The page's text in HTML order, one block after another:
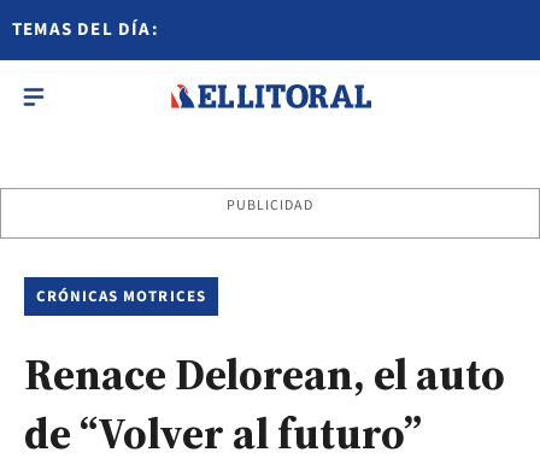
TEMAS DEL DÍA:
PUBLICIDAD
CRÓNICAS MOTRICES
Renace Delorean, el auto
de “Volver al futuro”